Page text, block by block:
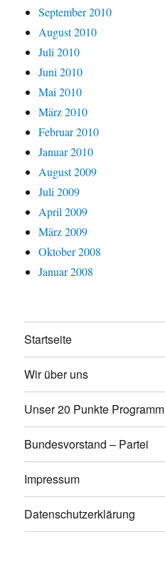
September 2010
August 2010
Juli 2010
Juni 2010
Mai 2010
März 2010
Februar 2010
Januar 2010
August 2009
Juli 2009
April 2009
März 2009
Oktober 2008
Januar 2008
Startseite
Wir über uns
Unser 20 Punkte Programm
Bundesvorstand – Partei
Impressum
Datenschutzerklärung